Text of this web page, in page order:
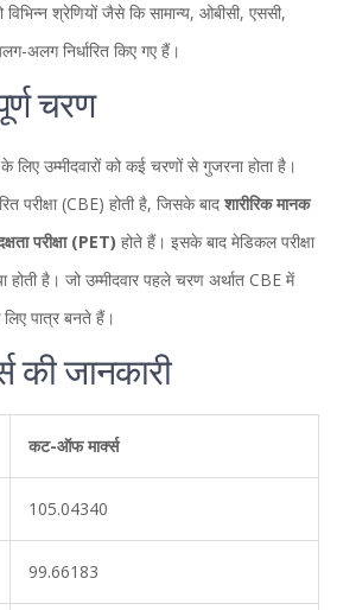
श्रेणियों जैसे कि सामान्य, ओबीसी, एससी,
अलग निर्धारित किए गए हैं।
चरण
उम्मीदवारों को कई चरणों से गुजरना होता है।
परीक्षा (CBE) होती है, जिसके बाद शारीरिक मानक
परीक्षा (PET) होते हैं। इसके बाद मेडिकल परीक्षा
है। जो उम्मीदवार पहले चरण अर्थात CBE में
पात्र बनते हैं।
जानकारी
कट-ऑफ मार्क्स
105.04340
99.66183